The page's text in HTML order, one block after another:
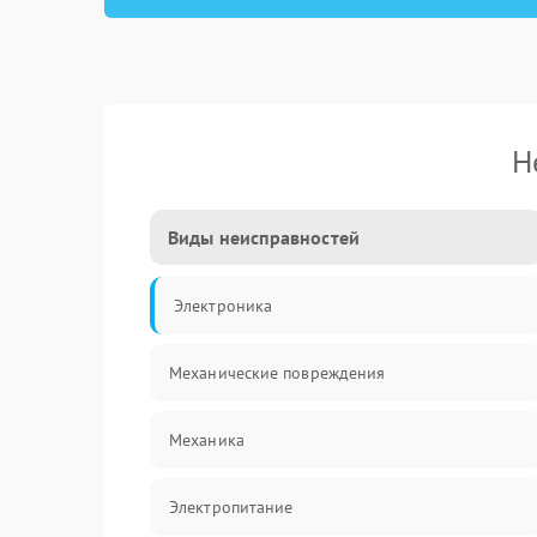
Виды неисправностей
Электроника
Механические повреждения
Механика
Электропитание